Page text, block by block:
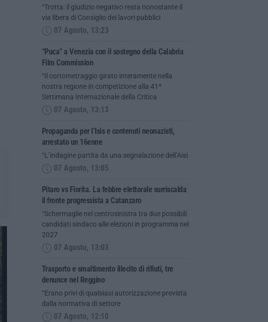
“Trotta: il giudizio negativo resta nonostante il
via libera di Consiglio dei lavori pubblici
07 Agosto, 13:23
“Puca” a Venezia con il sostegno della Calabria
Film Commission
“Il cortometraggio girato interamente nella
nostra regione in competizione alla 41ª
Settimana Internazionale della Critica
07 Agosto, 13:13
Propaganda per l’Isis e contenuti neonazisti,
arrestato un 16enne
“L’indagine partita da una segnalazione dell’Aisi
07 Agosto, 13:05
Pitaro vs Fiorita. La febbre elettorale surriscalda
il fronte progressista a Catanzaro
“Schermaglie nel centrosinistra tra due possibili
candidati sindaco alle elezioni in programma nel
2027
07 Agosto, 13:03
Trasporto e smaltimento illecito di rifiuti, tre
denunce nel Reggino
“Erano privi di qualsiasi autorizzazione prevista
dalla normativa di settore
07 Agosto, 12:10